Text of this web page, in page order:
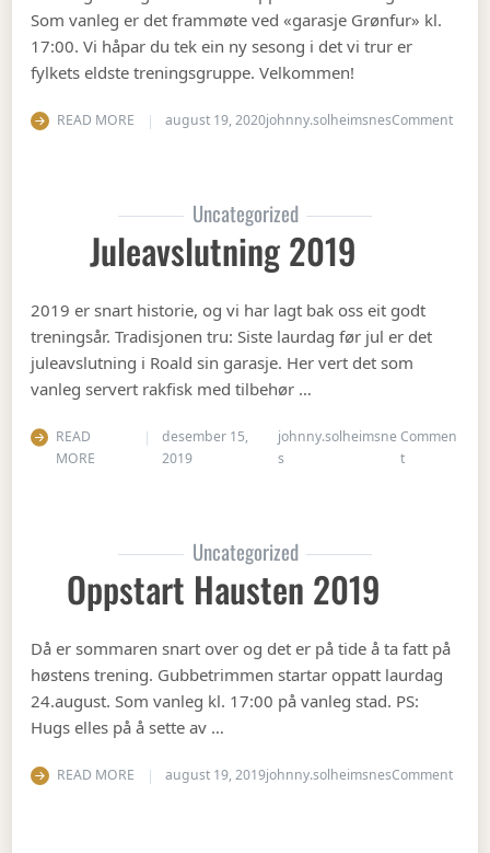
Som vanleg er det frammøte ved «garasje Grønfur» kl.
17:00. Vi håpar du tek ein ny sesong i det vi trur er
fylkets eldste treningsgruppe. Velkommen!
READ MORE august 19, 2020johnny.solheimsnesCommenton
Uncategorized
Juleavslutning 2019
2019 er snart historie, og vi har lagt bak oss eit godt
treningsår. Tradisjonen tru: Siste laurdag før jul er det
juleavslutning i Roald sin garasje. Her vert det som
vanleg servert rakfisk med tilbehør …
READ
MORE
desember 15,
2019
johnny.solheimsne
s
Commen
ton
Uncategorized
Oppstart Hausten 2019
Då er sommaren snart over og det er på tide å ta fatt på
høstens trening. Gubbetrimmen startar oppatt laurdag
24.august. Som vanleg kl. 17:00 på vanleg stad. PS:
Hugs elles på å sette av …
READ MORE august 19, 2019johnny.solheimsnesCommenton